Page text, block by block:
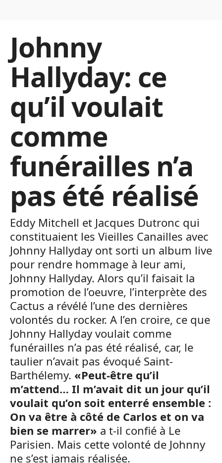
Johnny
Hallyday: ce
qu’il voulait
comme
funérailles n’a
pas été réalisé
Eddy Mitchell et Jacques Dutronc qui
constituaient les Vieilles Canailles avec
Johnny Hallyday ont sorti un album live
pour rendre hommage à leur ami,
Johnny Hallyday. Alors qu’il faisait la
promotion de l’oeuvre, l’interprète des
Cactus a révélé l’une des dernières
volontés du rocker. A l’en croire, ce que
Johnny Hallyday voulait comme
funérailles n’a pas été réalisé, car, le
taulier n’avait pas évoqué Saint-
Barthélemy. «Peut-être qu’il
m’attend… Il m’avait dit un jour qu’il
voulait qu’on soit enterré ensemble :
On va être à côté de Carlos et on va
bien se marrer» a t-il confié à Le
Parisien. Mais cette volonté de Johnny
ne s’est jamais réalisée.